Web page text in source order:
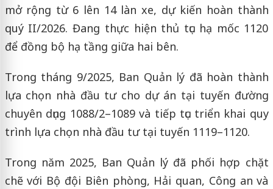
mở rộng từ 6 lên 14 làn xe, dự kiến hoàn thành
quý II/2026. Đang thực hiện thủ tục hạ mốc 1120
để đồng bộ hạ tầng giữa hai bên.
Trong tháng 9/2025, Ban Quản lý đã hoàn thành
lựa chọn nhà đầu tư cho dự án tại tuyến đường
chuyên dụng 1088/2–1089 và tiếp tục triển khai quy
trình lựa chọn nhà đầu tư tại tuyến 1119–1120.
Trong năm 2025, Ban Quản lý đã phối hợp chặt
chẽ với Bộ đội Biên phòng, Hải quan, Công an và